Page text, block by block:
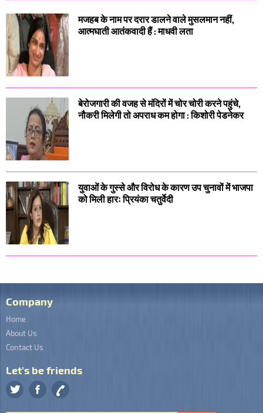
मजहब के नाम पर दरार डालने वाले मुसलमान नहीं,
आत्मघाती आतंकवादी हैं : माधवी लता
बेरोजगारी की वजह से मंदिरों में चोर चोरी करने पहुंचे,
नौकरी मिलेगी तो अपराध कम होगा : किशोरी पेडनेकर
युवाओं के गुस्से और विरोध के कारण उप चुनावों में भाजपा
को मिली हारः प्रियंका चतुर्वेदी
Company
Home
About Us
Contact Us
Let's be friends